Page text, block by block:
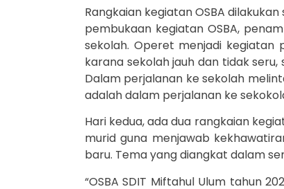
Rangkaian kegiatan OSBA
pembukaan kegiatan OSBA,
sekolah. Operet menjadi
karana sekolah jauh dan tidak
Dalam perjalanan ke sekolah
adalah dalam perjalanan ke
Hari kedua, ada dua rangkaian
murid guna menjawab
baru. Tema yang diangkat dalam
“OSBA SDIT Miftahul Ulum tahun